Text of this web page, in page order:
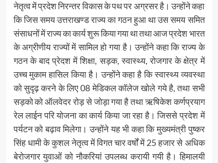
नेतृत्व में प्रदेश निरन्तर विकास के पथ पर अग्रसर है। उन्होंने कहा
कि जिस समय उत्तराखण्ड राज्य का गठन हुआ था उस समय समित
संसाधनों में राज्य का कार्य शुरू किया गया था तथा आज प्रदेश भारत
के अग्रीणीय राज्यों में सामिल हो गया है। उन्होंने कहा कि राज्य के
गठन के बाद प्रेदश में शिक्षा, सड़क, स्वास्थ्य, रोजगार के क्षेत्र में
उच्च मुकाम हासिल किया है। उन्होंने कहा है कि स्वास्थ्य व्यवस्था
को सुदृढ़ करने के लिए 08 मेडिकल कॉलेज खोले गये है, तथा सभी
सड़को को ऑलवेदर रोड़ से जोड़ा गया है तथा ऋषिकेश कर्णप्रयाग
रेल लाईन परि योजना का कार्य किया जा रहा है। जिससे प्रदेश में
पर्यटन को बढ़ाव मिलेगा। उन्होंने यह भी कहा कि मुख्यमंत्री पुष्कर
सिंह धामी के कुशल नेतृत्व में विगत चार वर्षों में 25 हजार से अधिक
बेरोजगार युवाओं को नौकरियां उपलब्ध करायी गयी है। हिमालयी